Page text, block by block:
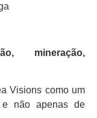
mineração,
Visions como um
não apenas de